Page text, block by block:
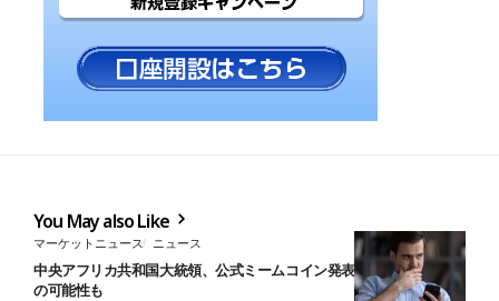
You May also Like
マーケットニュース ニュース
中央アフリカ共和国大統領、公式ミームコイン発表｜詐欺トークン
の可能性も